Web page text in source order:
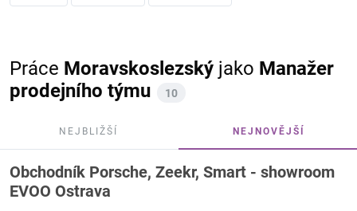
Práce Moravskoslezský jako Manažer
prodejního týmu
10
NEJBLIŽŠÍ NEJNOVĚJŠÍ
Obchodník Porsche, Zeekr, Smart - showroom
EVOO Ostrava